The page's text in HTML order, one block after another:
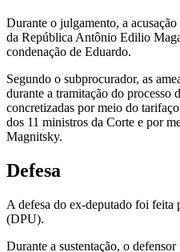
Durante o julgamento, a
da República Antônio Edilio
condenação de Eduardo.
Segundo o subprocurador, as
durante a tramitação do processo
concretizadas por meio do
dos 11 ministros da Corte e por
Magnitsky.
Defesa
A defesa do ex-deputado foi
(DPU).
Durante a sustentação, o